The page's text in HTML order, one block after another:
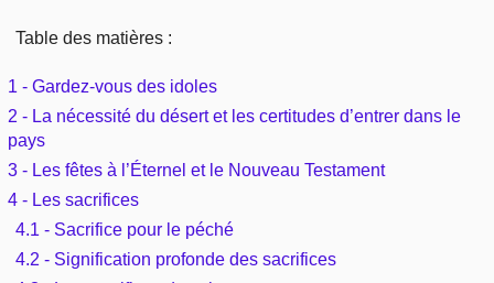
Paramètres
Lecture Journalière
L'Église, l'Assemblée
Prophétie
Sanctification
COURS Bibliques - GUIDES de lecture
Ouvrages de A à Z
Auteurs de A à Z
Rechercher dans la Bible
Études et commentaires par passage
Sommaires
Aperçus Livres de la Bible
Autres FAQ
Table des matières :
1 - Gardez-vous des idoles
2 - La nécessité du désert et les certitudes d’entrer dans le
pays
3 - Les fêtes à l’Éternel et le Nouveau Testament
4 - Les sacrifices
4.1 - Sacrifice pour le péché
4.2 - Signification profonde des sacrifices